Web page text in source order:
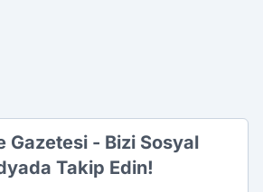
Gazetesi - Bizi Sosyal
Takip Edin!